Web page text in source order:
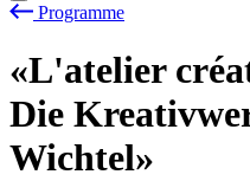
Programme
«L'atelier
Die
Wichtel»